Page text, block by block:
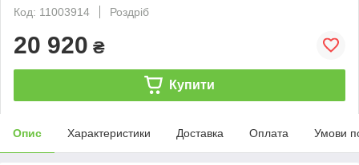
Код: 11003914
Роздріб
20 920 ₴
Купити
Опис Характеристики Доставка Оплата Умови